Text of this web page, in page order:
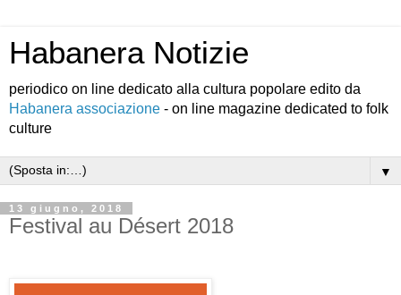
Habanera Notizie
periodico on line dedicato alla cultura popolare edito da
Habanera associazione - on line magazine dedicated to folk
culture
▼
13 giugno, 2018
Festival au Désert 2018